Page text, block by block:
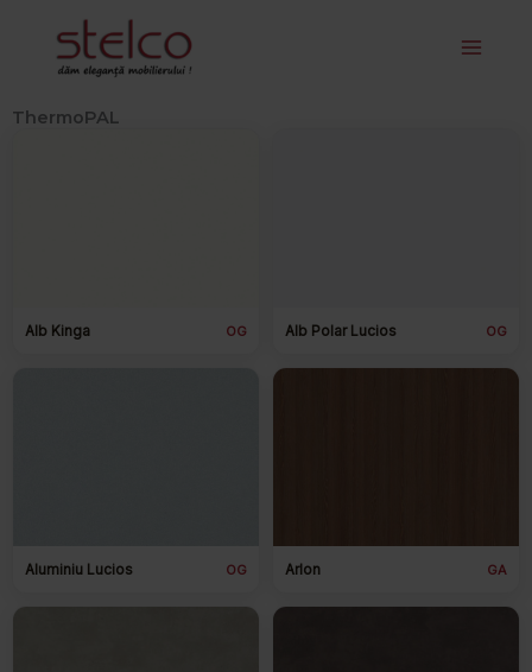
content
ThermoPAL
Alb Kinga OG Alb Polar Lucios OG
Aluminiu Lucios OG Arlon GA